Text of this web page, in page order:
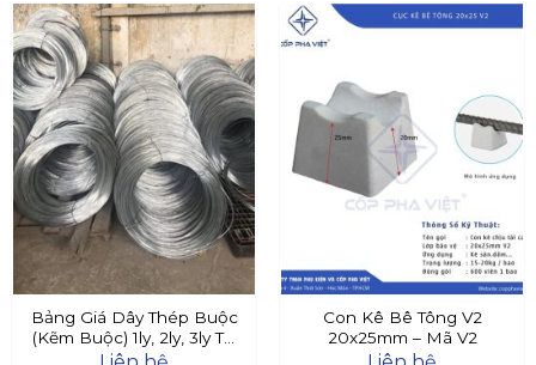
Bảng Giá Dây Thép Buộc
(Kẽm Buộc) 1ly, 2ly, 3ly Tại
Đây
Con Kê Bê Tông V2
20x25mm – Mã V2